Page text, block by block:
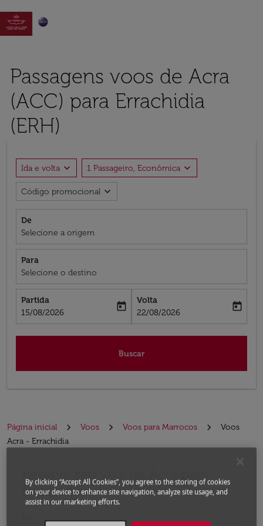

Passagens voos de Acra
(ACC) para Errachidia
(ERH)
Ida e volta expand_more 1 Passageiro, Econômica expand_more
Código promocional expand_more
De
Selecione a origem
Para
Selecione o destino
Partida
fc-booking-departure-date-aria-label
15/08/2026
today
Volta
fc-booking-return-date-aria-label
22/08/2026
today
Buscar
Página inicial Voos Voos para Marrocos
Voos
Acra - Errachidia
Reserve seu voo de Acra para
Errachidia
By clicking “Accept All Cookies”, you agree to the storing of cookies
on your device to enhance site navigation, analyze site usage, and
assist in our marketing efforts.